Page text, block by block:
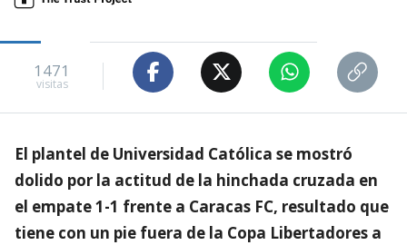
1471
visitas
El plantel de Universidad Católica se mostró
dolido por la actitud de la hinchada cruzada en
el empate 1-1 frente a Caracas FC, resultado que
tiene con un pie fuera de la Copa Libertadores a